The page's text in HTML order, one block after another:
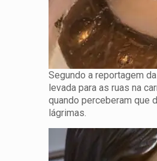
Segundo a reportagem
levada para as ruas na
quando perceberam que
lágrimas.